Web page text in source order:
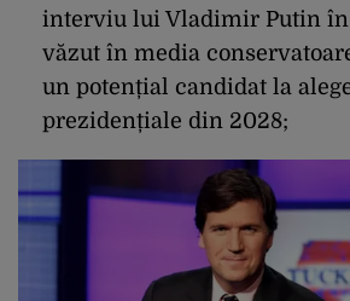
interviu lui Vladimir Putin în
văzut în media
un potențial candidat la
prezidențiale din 2028;